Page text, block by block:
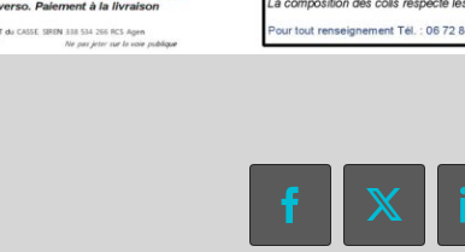
Facebook
X